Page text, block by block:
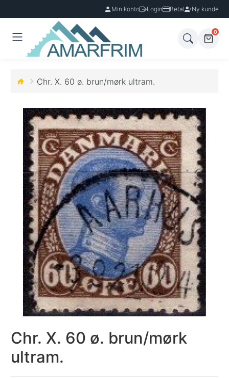
Min konto Login Betal Ny kunde
0
Chr. X. 60 ø. brun/mørk ultram.
Chr. X. 60 ø. brun/mørk
ultram.